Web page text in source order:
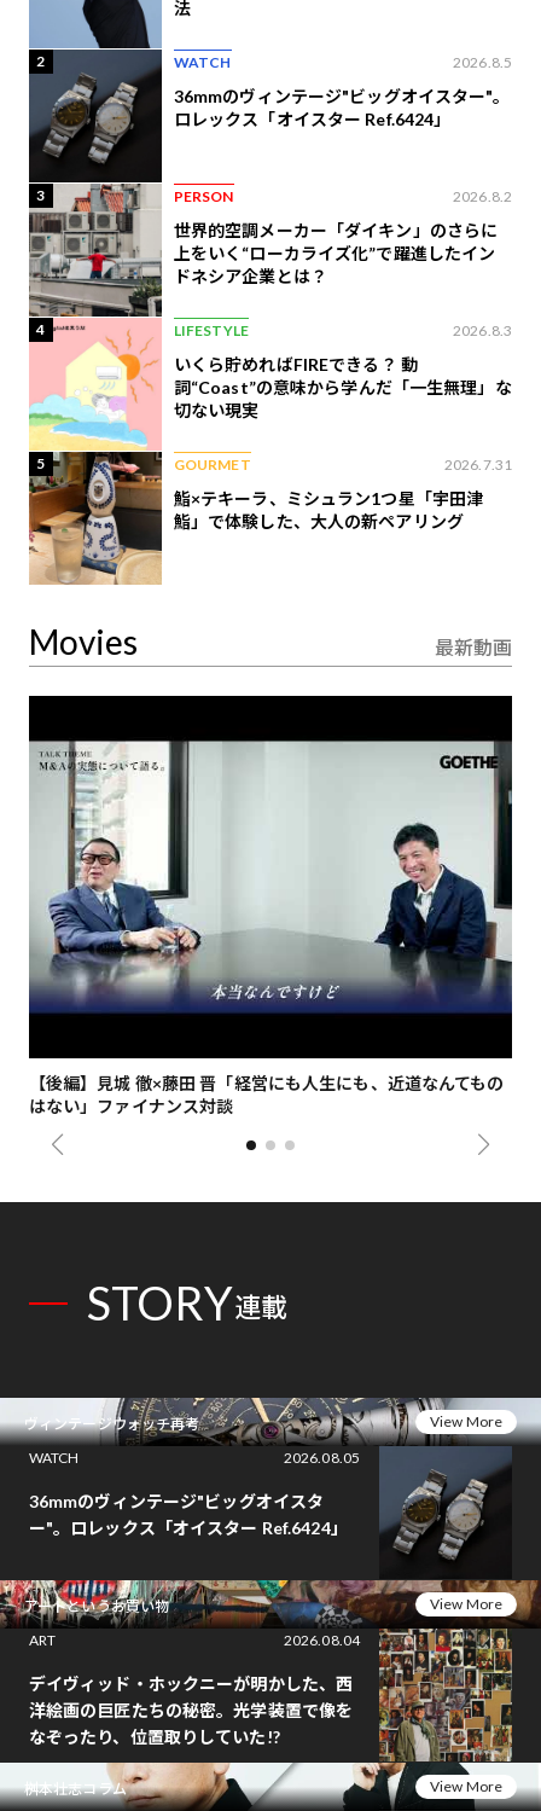
法
2 WATCH 2026.8.5
36mmのヴィンテージ"ビッグオイスター"。
ロレックス「オイスター Ref.6424」
3 PERSON 2026.8.2
世界的空調メーカー「ダイキン」のさらに
上をいく“ローカライズ化”で躍進したイン
ドネシア企業とは？
4 LIFESTYLE 2026.8.3
いくら貯めればFIREできる？ 動
詞“Coast”の意味から学んだ「一生無理」な
切ない現実
5 GOURMET 2026.7.31
鮨×テキーラ、ミシュラン1つ星「宇田津
鮨」で体験した、大人の新ペアリング
Movies 最新動画
【後編】見城 徹×藤田 晋「経営にも人生にも、近道なんてもの
はない」ファイナンス対談
STORY連載
ヴィンテージウォッチ再考
View More
WATCH
2026.08.05
36mmのヴィンテージ"ビッグオイスタ
ー"。ロレックス「オイスター Ref.6424」
アートというお買い物
View More
ART
2026.08.04
デイヴィッド・ホックニーが明かした、西
洋絵画の巨匠たちの秘密。光学装置で像を
なぞったり、位置取りしていた!?
桝本壮志コラム
View More